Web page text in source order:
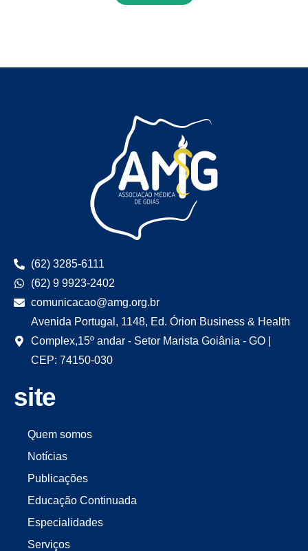
(62) 3285-6111
(62) 9 9923-2402
comunicacao@amg.org.br
Avenida Portugal, 1148, Ed. Órion Business & Health
Complex,15º andar - Setor Marista Goiânia - GO |
CEP: 74150-030
site
Quem somos
Notícias
Publicações
Educação Continuada
Especialidades
Serviços